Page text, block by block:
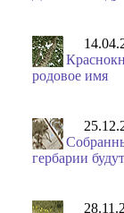
родовое имя
гербарии